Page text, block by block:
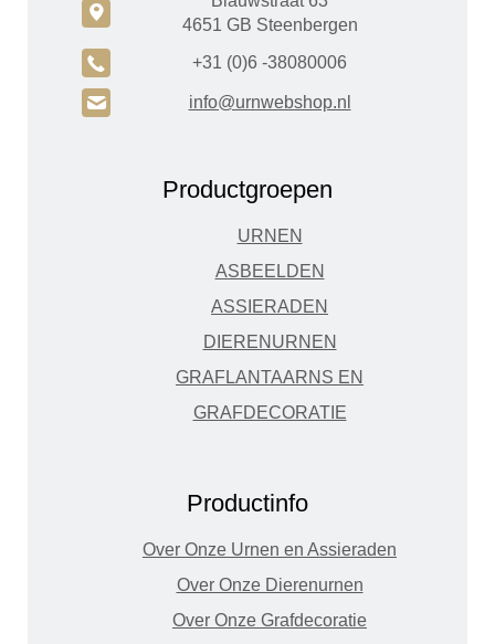
c
4651 GB Steenbergen
A +31 (0)6 -38080006
H info@urnwebshop.nl
Productgroepen
URNEN
ASBEELDEN
ASSIERADEN
DIERENURNEN
GRAFLANTAARNS EN
GRAFDECORATIE
Productinfo
Over Onze Urnen en Assieraden
Over Onze Dierenurnen
Over Onze Grafdecoratie